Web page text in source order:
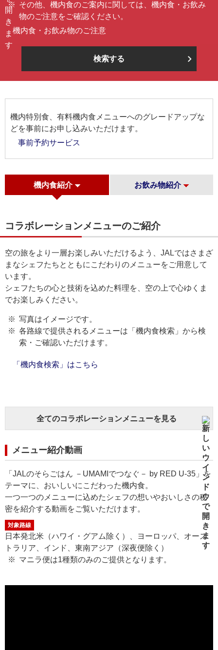
その他、機内食のご案内に関しては、⁩機内食・お飲み
物のご注意をご確認ください。
機内食・お飲み物のご注意
検索する
機内特別食、有料機内食メニューへのグレードアップな
どを事前にお申し込みいただけます。
事前予約サービス
機内食紹介 お飲み物紹介
コラボレーションメニューのご紹介
空の旅をより一層お楽しみいただけるよう、JALではさまざ
まなシェフたちとともにこだわりのメニューをご用意して
います。
シェフたちの心と技術を込めた料理を、空の上で心ゆくま
でお楽しみください。
写真はイメージです。
各路線で提供されるメニューは「機内食検索」から検
索・ご確認いただけます。
「機内食検索」はこちら
全てのコラボレーションメニューを見る
メニュー紹介動画
「JALのそらごはん －UMAMIでつなぐ－ by RED U-35」を
テーマに、おいしいにこだわった機内食。
一つ一つのメニューに込めたシェフの想いやおいしさの秘
密を紹介する動画をご覧いただけます。
対象路線
日本発北米（ハワイ・グアム除く）、ヨーロッパ、オース
トラリア、インド、東南アジア（深夜便除く）
マニラ便は1種類のみのご提供となります。